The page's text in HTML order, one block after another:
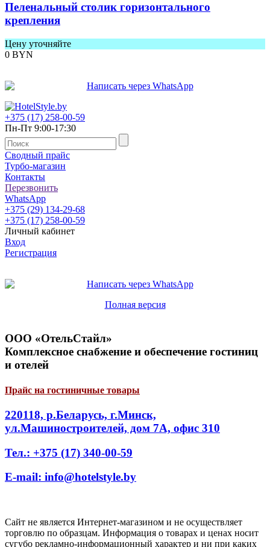
Пеленальный столик горизонтального
крепления
Цену уточняйте
0 BYN
+375 (17) 258-00-59
Пн-Пт 9:00-17:30
Сводный прайс
Турбо-магазин
Контакты
Перезвонить
WhatsApp
+375 (29) 134-29-68
+375 (17) 258-00-59
Личный кабинет
Вход
Регистрация
Полная версия
ООО «ОтельСтайл»
Комплексное снабжение и обеспечение гостиниц
и отелей
Прайс на гостиничные товары
220118, р.Беларусь, г.Минск,
ул.Машиностроителей, дом 7А, офис 310
Тел.: +375 (17) 340-00-59
E-mail: info@hotelstyle.by
Сайт не является Интернет-магазином и не осуществляет
торговлю по образцам. Информация о товарах и ценах носит
сугубо рекламно-информационный характер и ни при каких